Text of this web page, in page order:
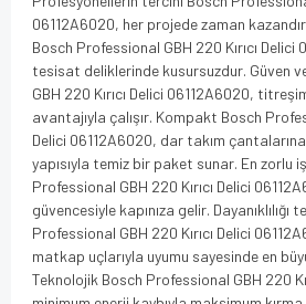
06112A6020, her projede zaman
Bosch Professional GBH 220 Kırıcı
tesisat deliklerinde kusursuzdur. Güven
GBH 220 Kırıcı Delici 06112A6020,
avantajıyla çalışır. Kompakt Bosch
Delici 06112A6020, dar takım
yapısıyla temiz bir paket sunar. En zorlu
Professional GBH 220 Kırıcı Delici
güvencesiyle kapınıza gelir. Dayanıklılığı
Professional GBH 220 Kırıcı Delici
matkap uçlarıyla uyumu sayesinde en
Teknolojik Bosch Professional GBH 220